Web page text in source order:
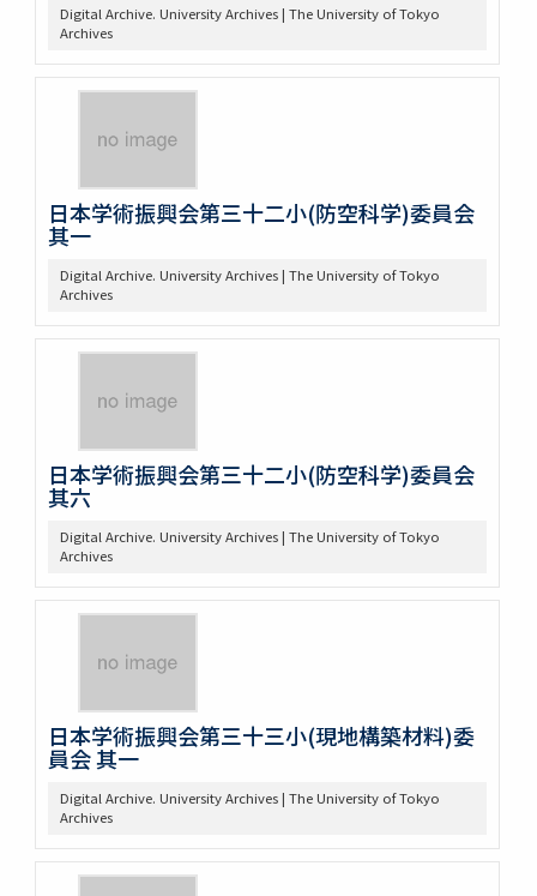
Digital Archive. University Archives | The University of Tokyo
Archives
日本学術振興会第三十二小(防空科学)委員会
其一
Digital Archive. University Archives | The University of Tokyo
Archives
日本学術振興会第三十二小(防空科学)委員会
其六
Digital Archive. University Archives | The University of Tokyo
Archives
日本学術振興会第三十三小(現地構築材料)委
員会 其一
Digital Archive. University Archives | The University of Tokyo
Archives